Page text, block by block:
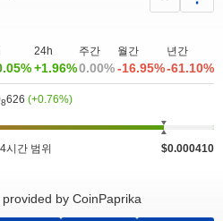
24h
+1.96%
주간
0.00%
월간
-16.95%
년간
-61.10%
8626 (+0.76%)
시간 범위 $0.000410
by CoinPaprika